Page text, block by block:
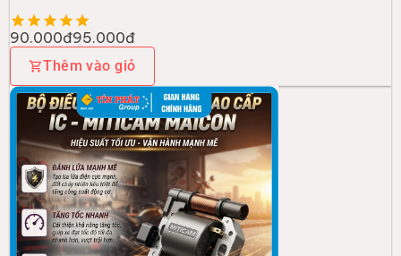
90.000đ95.000đ
Thêm vào giỏ